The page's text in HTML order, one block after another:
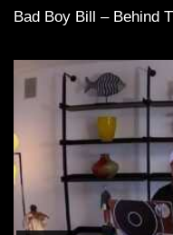
Bad Boy Bill – Behind